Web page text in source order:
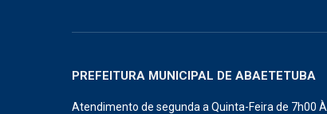
PREFEITURA MUNICIPAL DE ABAETETUBA
Atendimento de segunda a Quinta-Feira de 7h00